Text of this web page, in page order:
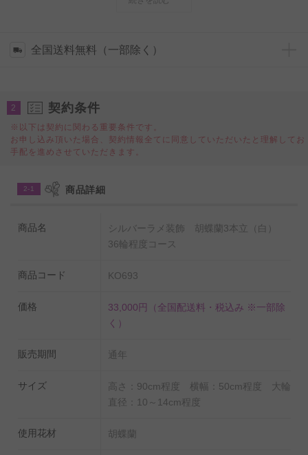
装飾の胡蝶蘭（コチョウラン）は目をひくこと間違いな
祝いや新築祝いなどの個人ギフトとしてもお薦めしたい
一品です。
※本品は特殊な技術を用いて生花に加工を施したもので
全国送料無料（一部除く）
2 契約条件
※以下は契約に関わる重要条件です。
お申し込み頂いた場合、契約情報全てに同意していただいたと理解してお
手配を進めさせていただきます。
2-1 商品詳細
商品名
シルバーラメ装飾 胡蝶蘭3本立（白）
36輪程度コース
商品コード KO693
価格 33,000円
（全国配送料・税込み ※一部除
く）
販売期間 通年
サイズ
高さ：90cm程度 横幅：50cm程度 大輪
直径：10～14cm程度
使用花材 胡蝶蘭